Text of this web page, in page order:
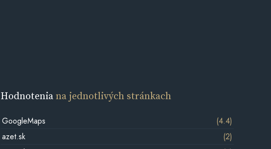
Hodnoteniana jednotlivých stránkach
GoogleMaps
(4.4)
azet.sk
(2)